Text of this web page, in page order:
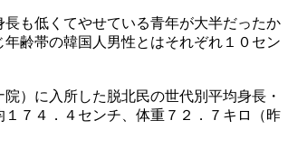
も低くてやせている青年が大半だったか
齢帯の韓国人男性とはそれぞれ１０セン
）に入所した脱北民の世代別平均身長・
７４．４センチ、体重７２．７キロ（昨